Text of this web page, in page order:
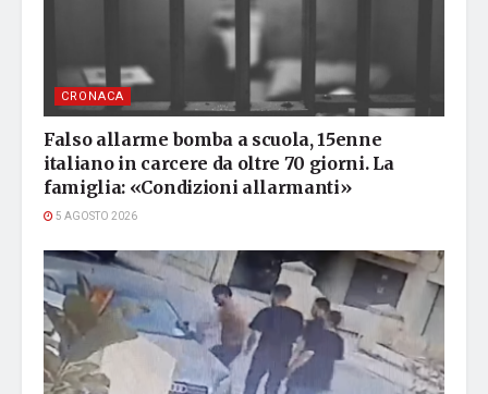
CRONACA
Falso allarme bomba a scuola, 15enne
italiano in carcere da oltre 70 giorni. La
famiglia: «Condizioni allarmanti»
5 AGOSTO 2026